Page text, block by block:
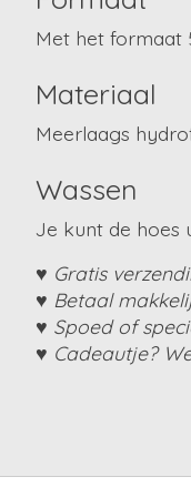
Met het formaat
Materiaal
Meerlaags
Wassen
Je kunt de hoes
♥ Gratis
♥ Betaal
♥ Spoed of
♥ Cadeautje?